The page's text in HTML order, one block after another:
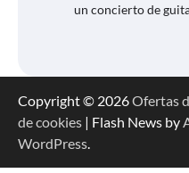
un concierto de
Copyright © 2026Ofertas
de cookies | Flash News by
WordPress.